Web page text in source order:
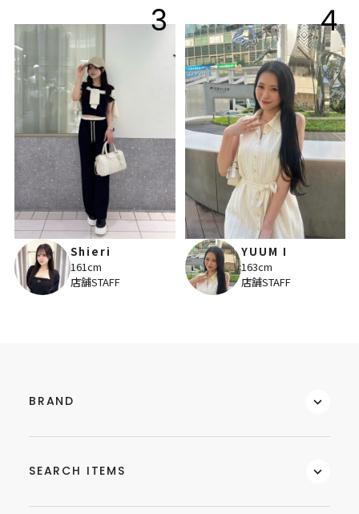
3
Shieri
161cm
店舗STAFF
4
YUUM I
163cm
店舗STAFF
BRAND
SEARCH ITEMS